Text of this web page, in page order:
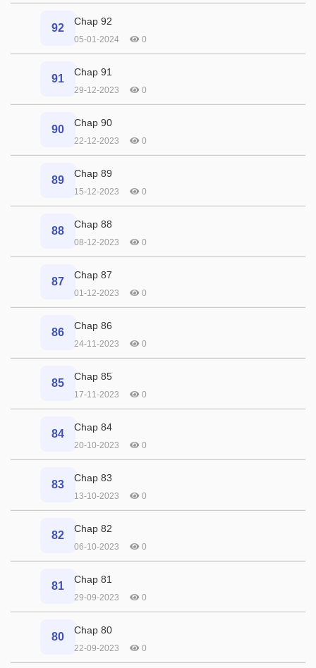
92
Chap 92
05-01-2024 0
91
Chap 91
29-12-2023 0
90
Chap 90
22-12-2023 0
89
Chap 89
15-12-2023 0
88
Chap 88
08-12-2023 0
87
Chap 87
01-12-2023 0
86
Chap 86
24-11-2023 0
85
Chap 85
17-11-2023 0
84
Chap 84
20-10-2023 0
83
Chap 83
13-10-2023 0
82
Chap 82
06-10-2023 0
81
Chap 81
29-09-2023 0
80
Chap 80
22-09-2023 0